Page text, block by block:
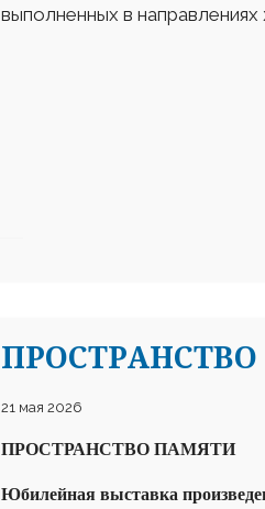
выполненных в направлениях
21 мая 2026
ПРОСТРАНСТВО ПАМЯТИ
Юбилейная выставка